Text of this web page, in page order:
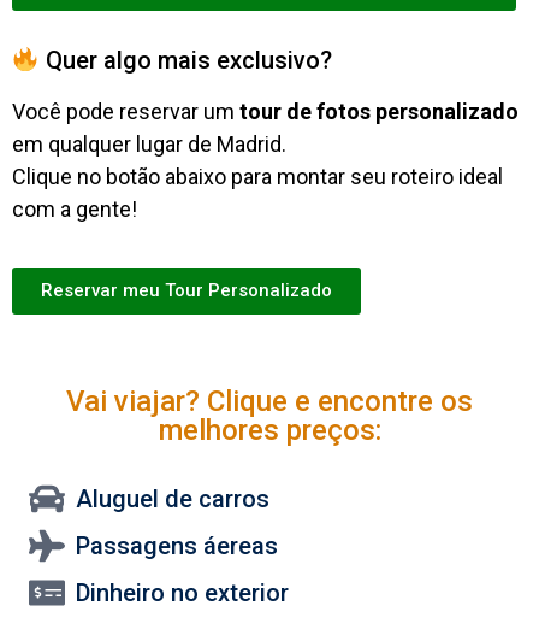
Quer algo mais exclusivo?
Você pode reservar um tour de fotos personalizado
em qualquer lugar de Madrid.
Clique no botão abaixo para montar seu roteiro ideal
com a gente!
Reservar meu Tour Personalizado
Vai viajar? Clique e encontre os
melhores preços:
Aluguel de carros
Passagens áereas
Dinheiro no exterior